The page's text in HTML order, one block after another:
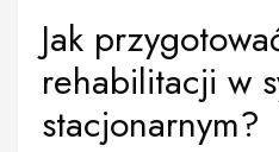
Jak
rehabilitacji w
stacjonarnym?